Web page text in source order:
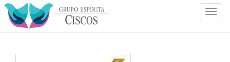
T